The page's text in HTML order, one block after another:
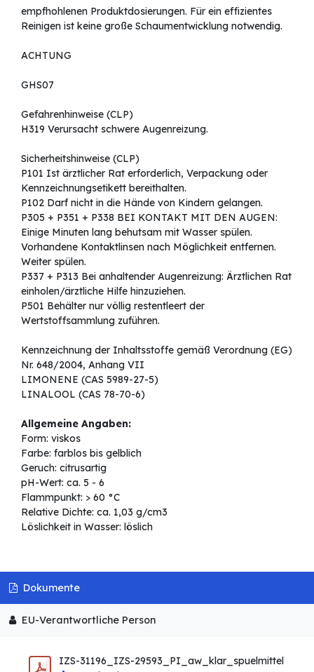
empfhohlenen Produktdosierungen. Für ein effizientes
Reinigen ist keine große Schaumentwicklung notwendig.
ACHTUNG
GHS07
Gefahrenhinweise (CLP)
H319 Verursacht schwere Augenreizung.
Sicherheitshinweise (CLP)
P101 Ist ärztlicher Rat erforderlich, Verpackung oder
Kennzeichnungsetikett bereithalten.
P102 Darf nicht in die Hände von Kindern gelangen.
P305 + P351 + P338 BEI KONTAKT MIT DEN AUGEN:
Einige Minuten lang behutsam mit Wasser spülen.
Vorhandene Kontaktlinsen nach Möglichkeit entfernen.
Weiter spülen.
P337 + P313 Bei anhaltender Augenreizung: Ärztlichen Rat
einholen/ärztliche Hilfe hinzuziehen.
P501 Behälter nur völlig restentleert der
Wertstoffsammlung zuführen.
Kennzeichnung der Inhaltsstoffe gemäß Verordnung (EG)
Nr. 648/2004, Anhang VII
LIMONENE (CAS 5989-27-5)
LINALOOL (CAS 78-70-6)
Allgemeine Angaben:
Form: viskos
Farbe: farblos bis gelblich
Geruch: citrusartig
pH-Wert: ca. 5 - 6
Flammpunkt: > 60 °C
Relative Dichte: ca. 1,03 g/cm3
Löslichkeit in Wasser: löslich
Dokumente
EU-Verantwortliche Person
IZS-31196_IZS-29593_PI_aw_klar_spuelmittel